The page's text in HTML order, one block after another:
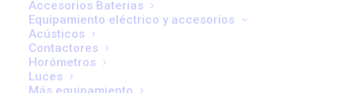
Accesorios Baterias
Equipamiento eléctrico y accesorios
Acústicos
Contactores
Horómetros
Luces